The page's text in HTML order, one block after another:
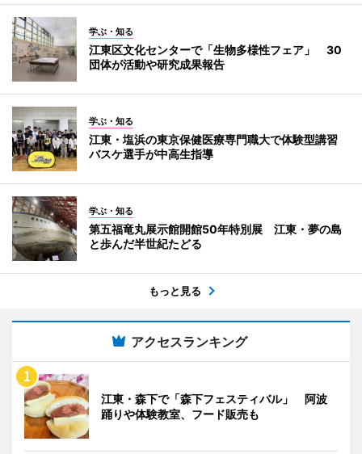
学ぶ・知る
江東区文化センターで「生物多様性フェア」 30
団体が活動や研究成果報告
学ぶ・知る
江東・塩浜の東京保健医療専門職大で体験型講習
バスケ選手が中高生指導
学ぶ・知る
第五福竜丸展示館開館50年特別展 江東・夢の島
と歩んだ半世紀たどる
もっと見る
アクセスランキング
江東・森下で「森下フェスティバル」 阿波
踊りや体験教室、フード販売も